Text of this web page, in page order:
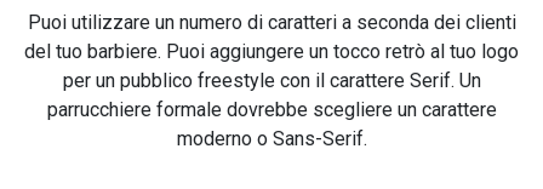
Puoi utilizzare un numero di caratteri a seconda dei clienti
del tuo barbiere. Puoi aggiungere un tocco retrò al tuo logo
per un pubblico freestyle con il carattere Serif. Un
parrucchiere formale dovrebbe scegliere un carattere
moderno o Sans-Serif.